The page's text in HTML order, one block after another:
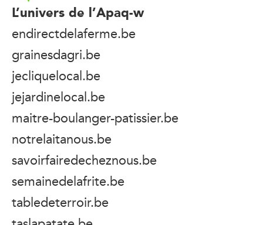
L’univers de l’Apaq-w
endirectdelaferme.be
grainesdagri.be
jecliquelocal.be
jejardinelocal.be
maitre-boulanger-patissier.be
notrelaitanous.be
savoirfairedecheznous.be
semainedelafrite.be
tabledeterroir.be